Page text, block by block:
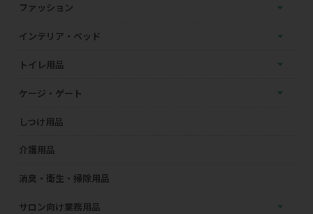
ファッション
インテリア・ベッド
トイレ用品
ケージ・ゲート
しつけ用品
介護用品
消臭・衛生・掃除用品
サロン向け業務用品